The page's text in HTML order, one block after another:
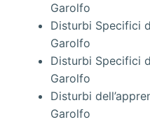
Garolfo
Disturbi Specifici
Garolfo
Disturbi Specifici
Garolfo
Disturbi
Garolfo